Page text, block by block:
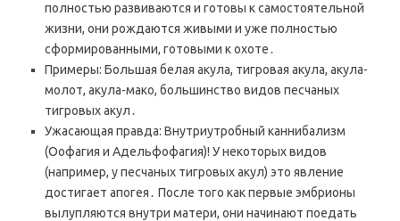
полностью развиваются и готовы к самостоятельной
жизни, они рождаются живыми и уже полностью
сформированными, готовыми к охоте․
Примеры: Большая белая акула, тигровая акула, акула-
молот, акула-мако, большинство видов песчаных
тигровых акул․
Ужасающая правда: Внутриутробный каннибализм
(Оофагия и Адельфофагия)! У некоторых видов
(например, у песчаных тигровых акул) это явление
достигает апогея․ После того как первые эмбрионы
вылупляются внутри матери, они начинают поедать